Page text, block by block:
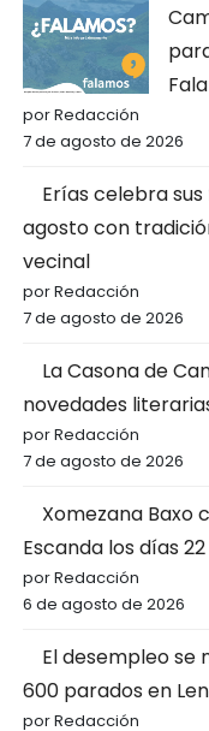
por Redacción
7 de agosto de 2026
Erías celebra
agosto con
vecinal
por Redacción
7 de agosto de 2026
La Casona de
novedades
por Redacción
7 de agosto de 2026
Xomezana Baxo
Escanda los días
por Redacción
6 de agosto de 2026
El desempleo se
600 parados en
por Redacción